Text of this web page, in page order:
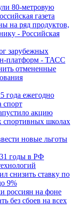
80-метровую
газета
на ряд продуктов,
- Российская
зарубежных
платформ - ТАСС
отмененные
года ежегодно
спорт
акцию
спортивных школах
новые льготы
годы в РФ
снизить ставку по
9%
россиян на фоне
без сбоев на всех